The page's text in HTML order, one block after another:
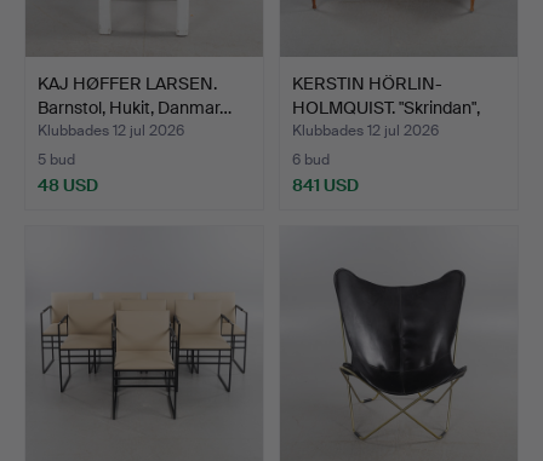
KAJ HØFFER LARSEN.
Barnstol, Hukit, Danmar…
Klubbades 12 jul 2026
5 bud
48 USD
KERSTIN HÖRLIN-
HOLMQUIST. "Skrindan",
fåtö…
Klubbades 12 jul 2026
6 bud
841 USD